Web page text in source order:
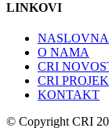
LINKOVI
NASLOVNA
O NAMA
CRI
CRI
KONTAKT
© Copyright CRI